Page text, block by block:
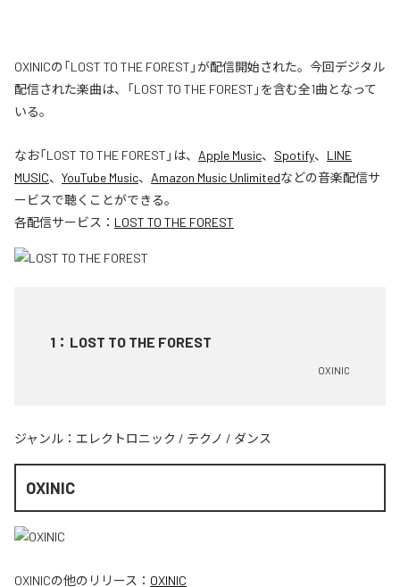
OXINICの「LOST TO THE FOREST」が配信開始された。今回デジタル
配信された楽曲は、「LOST TO THE FOREST」を含む全1曲となって
いる。
なお「LOST TO THE FOREST 」は、 Apple Music、 Spotify、 LINE
MUSIC、 YouTube Music、 Amazon Music Unlimitedなどの音楽配信サ
ービスで聴くことができる。
各配信サービス： LOST TO THE FOREST
1 ： LOST TO THE FOREST
OXINIC
ジャンル： エレクトロニック / テクノ / ダンス
OXINIC
OXINICの他のリリース： OXINIC